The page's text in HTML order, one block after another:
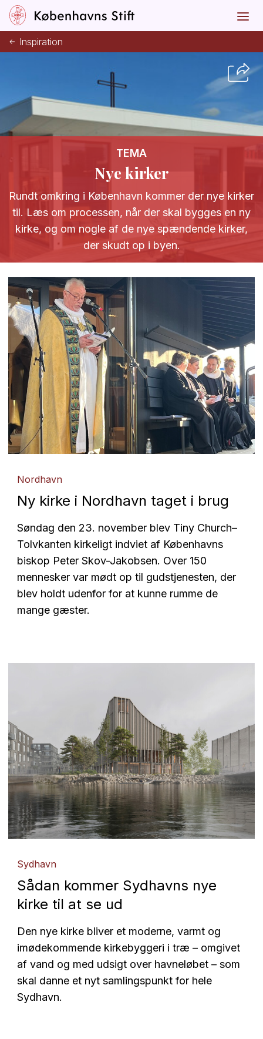
Inspiration
Nye kirker
TEMA
Rundt omkring i København kommer der nye kirker
til. Læs om processen, når der skal bygges en ny
kirke, og om nogle af de nye spændende kirker,
der skudt op i byen.
Nordhavn
Ny kirke i Nordhavn taget i brug
Søndag den 23. november blev Tiny Church–
Tolvkanten kirkeligt indviet af Københavns
biskop Peter Skov-Jakobsen. Over 150
mennesker var mødt op til gudstjenesten, der
blev holdt udenfor for at kunne rumme de
mange gæster.
Sydhavn
Sådan kommer Sydhavns nye
kirke til at se ud
Den nye kirke bliver et moderne, varmt og
imødekommende kirkebyggeri i træ – omgivet
af vand og med udsigt over havneløbet – som
skal danne et nyt samlingspunkt for hele
Sydhavn.